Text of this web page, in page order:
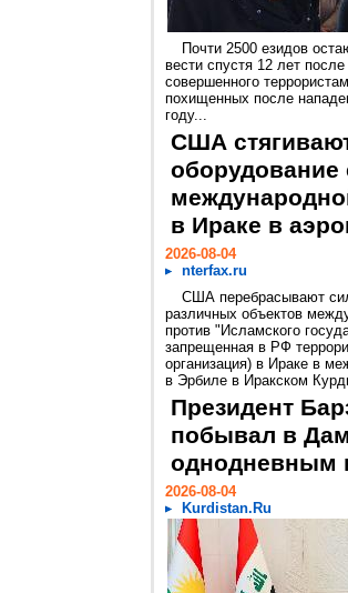
Почти 2500 езидов
вести спустя 12 лет после
совершенного
похищенных после
году...
США
оборудование
в Ираке в
2026-08-04
nterfax.ru
США перебрасывают
различных объектов
против "Исламского
запрещенная в РФ
организация) в Ираке в
в Эрбиле в Иракском
Президент
побывал в
однодневным
2026-08-04
Kurdistan.Ru